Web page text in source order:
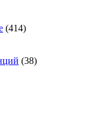
(414)
(38)